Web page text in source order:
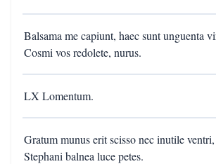
Balsama me capiunt, haec sunt unguenta
Cosmi vos redolete, nurus.
LX Lomentum.
Gratum munus erit scisso nec inutile
Stephani balnea luce petes.